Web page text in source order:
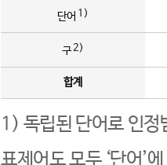
단어 1)
구2)
합계
1) 독립된 단어로 인정
표제어도 모두 ‘단어’